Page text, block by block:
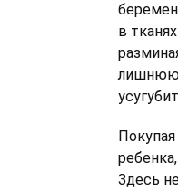
в
лишнюю
Здесь